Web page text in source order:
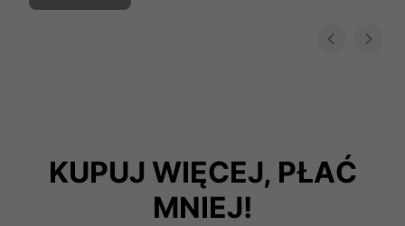
KUPUJ WIĘCEJ, PŁAĆ
MNIEJ!